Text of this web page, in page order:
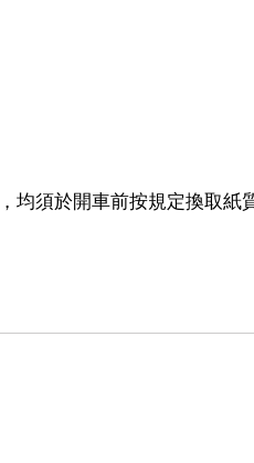
須於開車前按規定換取紙